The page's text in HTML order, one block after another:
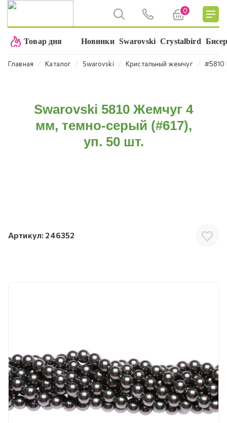
0
Товар дня Новинки Swarovski Crystalbird
Главная ⁄ Каталог ⁄ Swarovski ⁄ Кристальный жемчуг ⁄ #5810
Swarovski 5810 Жемчуг 4
мм, темно-серый (#617),
уп. 50 шт.
Артикул: 246352